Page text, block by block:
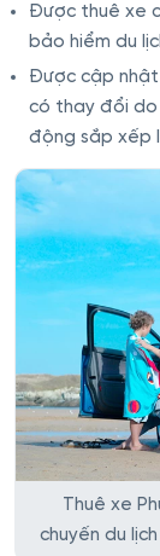
Được thuê xe
bảo hiểm du
Được cập
có thay đổi do
động sắp xếp
Thuê xe
chuyến du